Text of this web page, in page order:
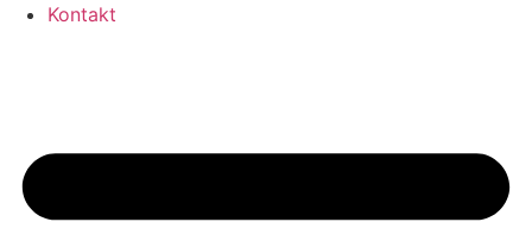
Kontakt